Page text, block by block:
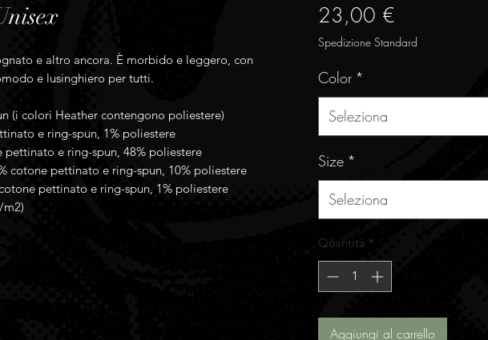
e altro ancora. È morbido e leggero, con
e lusinghiero per tutti.
(i colori Heather contengono poliestere)
e ring-spun, 1% poliestere
e ring-spun, 48% poliestere
cotone pettinato e ring-spun, 10% poliestere
pettinato e ring-spun, 1% poliestere
m2)
23,00 €Prezzo
Spedizione Standard
Color *
Seleziona
Size *
Seleziona
Quantità *
Aggiungi al carrello